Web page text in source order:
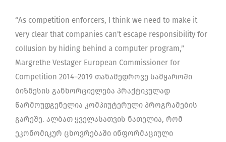
“As competition enforcers, I think we need to make it
very clear that companies can’t escape responsibility for
collusion by hiding behind a computer program,”
Margrethe Vestager European Commissioner for
Competition 2014–2019 თანამედროვე სამყაროში
ბიზნესის განხორციელება პრაქტიკულად
წარმოუდგენელია კომპიუტერული პროგრამების
გარეშე. ალბათ ყველასათვის ნათელია, რომ
ეკონომიკურ ცხოვრებაში ინფორმაციული